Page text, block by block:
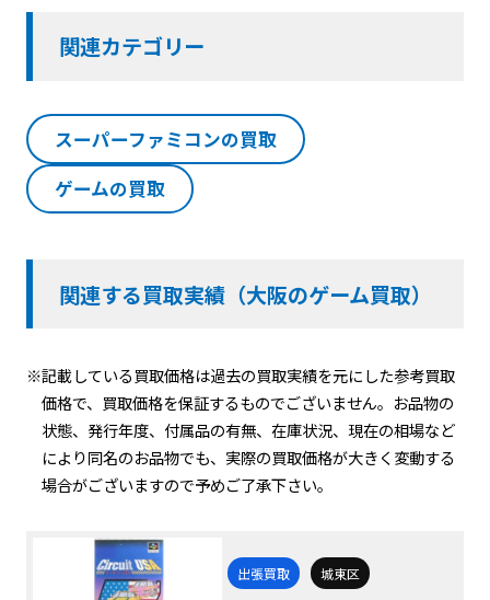
関連カテゴリー
スーパーファミコンの買取
ゲームの買取
関連する買取実績（大阪のゲーム買取）
※記載している買取価格は過去の買取実績を元にした参考買取
価格で、買取価格を保証するものでございません。お品物の
状態、発行年度、付属品の有無、在庫状況、現在の相場など
により同名のお品物でも、実際の買取価格が大きく変動する
場合がございますので予めご了承下さい。
出張買取 城東区